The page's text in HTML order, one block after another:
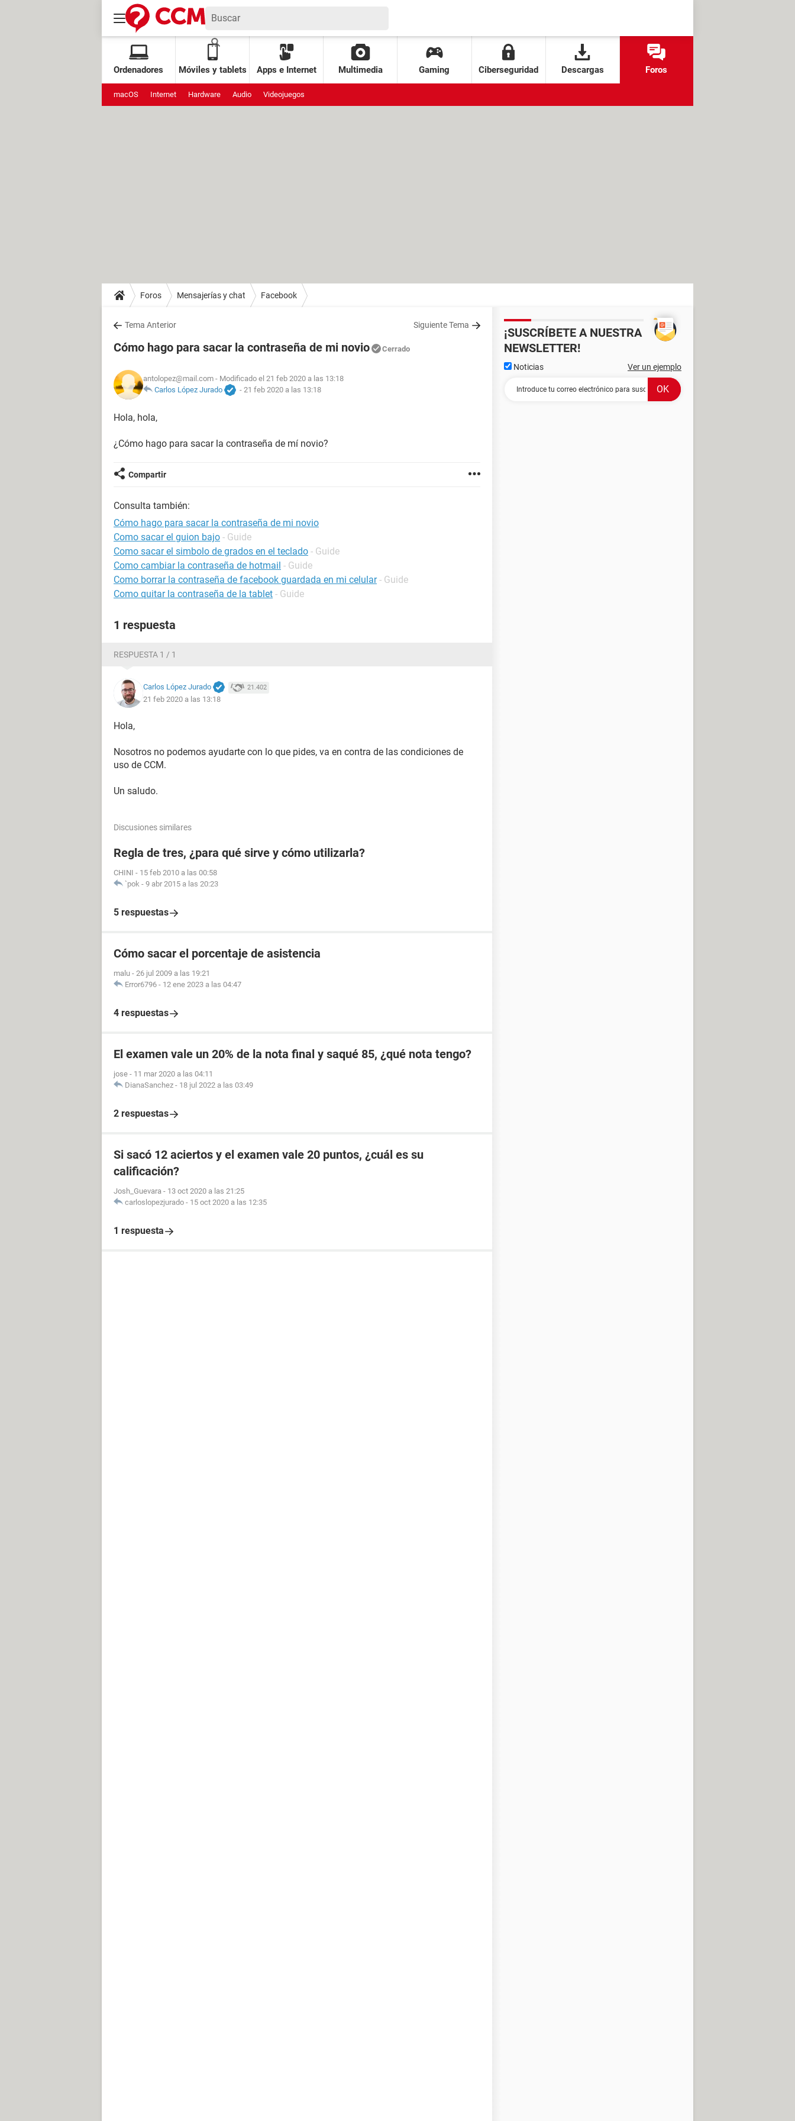
Ordenadores Móviles y tablets Apps e Internet Multimedia Gaming Ciberseguridad Descargas Foros
macOS Internet Hardware Audio Videojuegos
Foros Mensajerías y chat Facebook
Tema Anterior Siguiente Tema
Cómo hago para sacar la contraseña de mi novio Cerrado
antolopez@mail.com - Modificado el 21 feb 2020 a las 13:18
Carlos López Jurado
- 21 feb 2020 a las 13:18
Hola, hola,
¿Cómo hago para sacar la contraseña de mí novio?
Compartir
Consulta también:
Cómo hago para sacar la contraseña de mi novio
Como sacar el guion bajo - Guide
Como sacar el simbolo de grados en el teclado - Guide
Como cambiar la contraseña de hotmail - Guide
Como borrar la contraseña de facebook guardada en mi celular - Guide
Como quitar la contraseña de la tablet - Guide
1 respuesta
RESPUESTA 1 / 1
Carlos López Jurado 21.402
21 feb 2020 a las 13:18
Hola,
Nosotros no podemos ayudarte con lo que pides, va en contra de las condiciones de
uso de CCM.
Un saludo.
Discusiones similares
Regla de tres, ¿para qué sirve y cómo utilizarla?
CHINI - 15 feb 2010 a las 00:58
`pok - 9 abr 2015 a las 20:23
5 respuestas
Cómo sacar el porcentaje de asistencia
malu - 26 jul 2009 a las 19:21
Error6796 - 12 ene 2023 a las 04:47
4 respuestas
El examen vale un 20% de la nota final y saqué 85, ¿qué nota tengo?
jose - 11 mar 2020 a las 04:11
DianaSanchez - 18 jul 2022 a las 03:49
2 respuestas
Si sacó 12 aciertos y el examen vale 20 puntos, ¿cuál es su
calificación?
Josh_Guevara - 13 oct 2020 a las 21:25
carloslopezjurado - 15 oct 2020 a las 12:35
1 respuesta
¡SUSCRÍBETE A NUESTRA
NEWSLETTER!
Noticias Ver un ejemplo